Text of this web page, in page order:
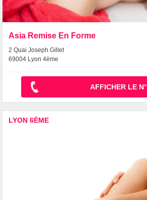
Asia Remise En Forme
2 Quai Joseph Gillet
69004 Lyon 4ème
AFFICHER LE N°
LYON 6ÈME